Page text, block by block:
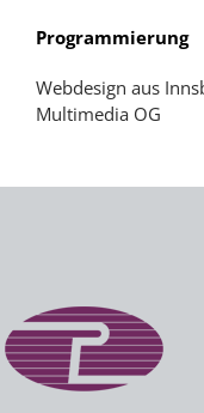
Programmierung
Webdesign aus
Multimedia OG